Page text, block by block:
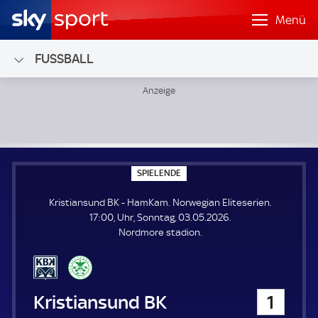
Menü
FUSSBALL
SPIELENDE
P
E
L
E
N
Kristiansund BK - HamKam. Norwegian Eliteserien.
17:00, Uhr, Sonntag, 03.05.2026.
Nordmore stadion.
Kristiansund BK
1